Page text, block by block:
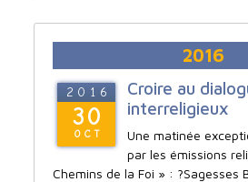
2016
2016
30
OCT
Croire au
interreligieux
Une matinée
par les émissions
Chemins de la Foi » : ?Sagesses